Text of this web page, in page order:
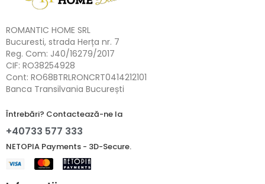
ROMANTIC HOME SRL
Bucuresti, strada Herța nr. 7
Reg. Com: J40/16279/2017
CIF: RO38254928
Cont: RO68BTRLRONCRT0414212101
Banca Transilvania București
Întrebări? Contactează-ne la
+40733 577 333
NETOPIA Payments - 3D-Secure.